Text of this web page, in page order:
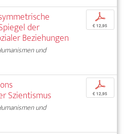
der
Beziehungen
und
p
€ 12,95
Szientismus
und
p
€ 12,95